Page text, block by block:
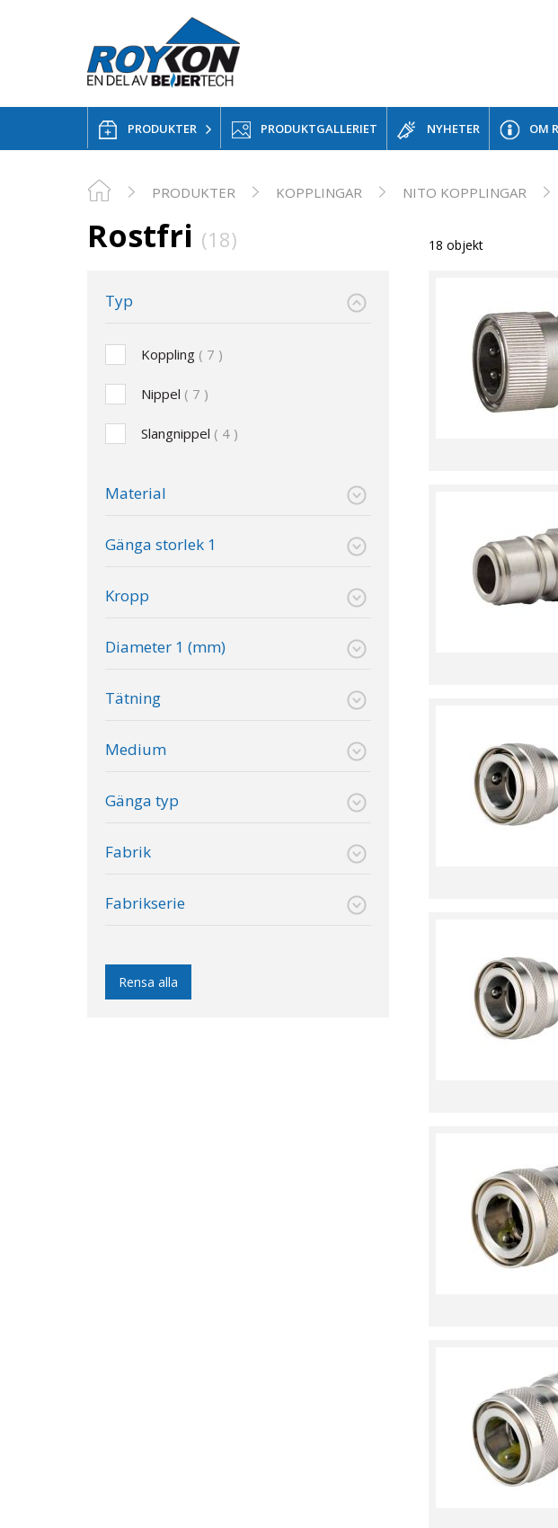
PRODUKTER PRODUKTGALLERIET NYHETER OM
PRODUKTER KOPPLINGAR NITO KOPPLINGAR
Rostfri (18)
Typ
Koppling 7
Nippel 7
Slangnippel 4
Material
Gänga storlek 1
Kropp
Diameter 1 (mm)
Tätning
Medium
Gänga typ
Fabrik
Fabrikserie
Rensa alla
18 objekt